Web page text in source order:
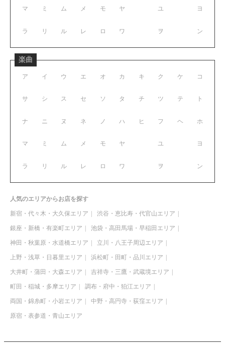
マ ミ ム メ モ
ラ リ ル レ ロ
ヤ ユ ヨ
ワ ヲ ン
楽曲
ア イ ウ エ オ
サ シ ス セ ソ
ナ ニ ヌ ネ ノ
マ ミ ム メ モ
ラ リ ル レ ロ
カ キ ク ケ コ
タ チ ツ テ ト
ハ ヒ フ ヘ ホ
ヤ ユ ヨ
ワ ヲ ン
人気のエリアからお店を探す
新宿・代々木・大久保エリア 渋谷・恵比寿・代官山エリア
銀座・新橋・有楽町エリア 池袋・高田馬場・早稲田エリア
神田・秋葉原・水道橋エリア 立川・八王子周辺エリア
上野・浅草・日暮里エリア 浜松町・田町・品川エリア
大井町・蒲田・大森エリア 吉祥寺・三鷹・武蔵境エリア
町田・稲城・多摩エリア 調布・府中・狛江エリア
両国・錦糸町・小岩エリア 中野・高円寺・荻窪エリア
原宿・表参道・青山エリア